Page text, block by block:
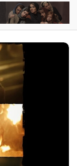
ب
ا
ک
س
آ
ف
ی
س
ر
ا
ن